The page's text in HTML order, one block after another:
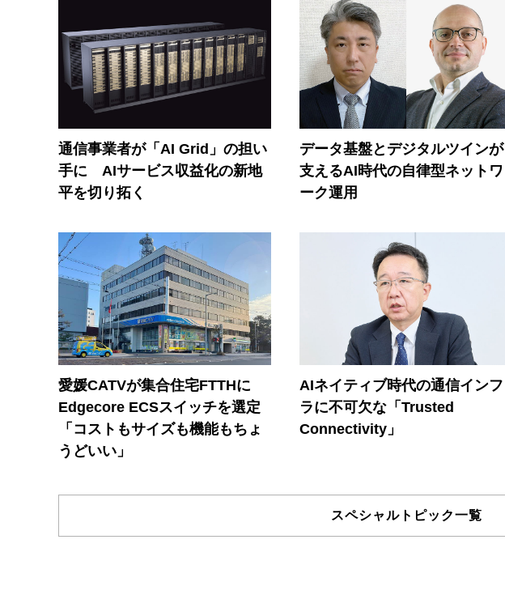
通信事業者が「AI Grid」の担い
手に AIサービス収益化の新地
平を切り拓く
データ基盤とデジタルツインが
支えるAI時代の自律型ネットワ
ーク運用
愛媛CATVが集合住宅FTTHに
Edgecore ECSスイッチを選定
「コストもサイズも機能もちょ
うどいい」
AIネイティブ時代の通信インフ
ラに不可欠な「Trusted
Connectivity」
スペシャルトピック一覧